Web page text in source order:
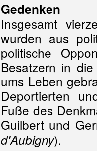
Gedenken
Insgesamt
wurden aus
politische
Besatzern in
ums Leben
Deportierten
Fuße des
Guilbert und
d'Aubigny).